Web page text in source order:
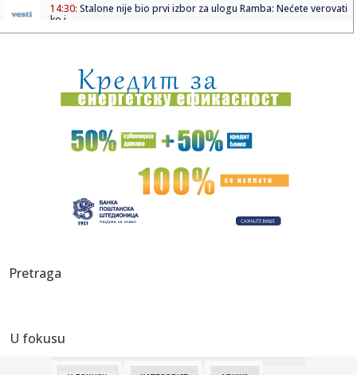
14:30: Stalone nije bio prvi izbor za ulogu Ramba: Nećete verovati
ko j...
14:27:Uroš Nikolić stigao u Čukarički
14:27:Najbolji kad je najteže – Sinančević u finalu EP!
Uhapšena zbog krađe minđuše - strgnula je baki iz uha
14:25:Svetska tražnja za zlatom raste – tržište vredno 380
manastira Viso...
14:20:
Pretraga
U fokusu